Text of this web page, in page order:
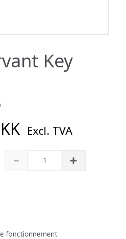
Key
Excl. TVA
fonctionnement